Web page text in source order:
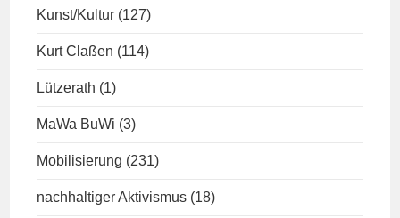
Kunst/Kultur (127)
Kurt Claßen (114)
Lützerath (1)
MaWa BuWi (3)
Mobilisierung (231)
nachhaltiger Aktivismus (18)